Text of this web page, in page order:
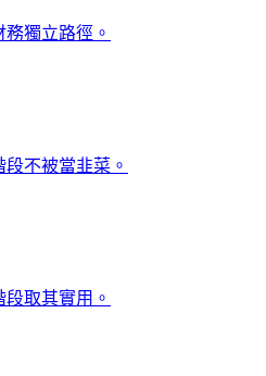
獨立路徑。
不被當韭菜。
取其實用。